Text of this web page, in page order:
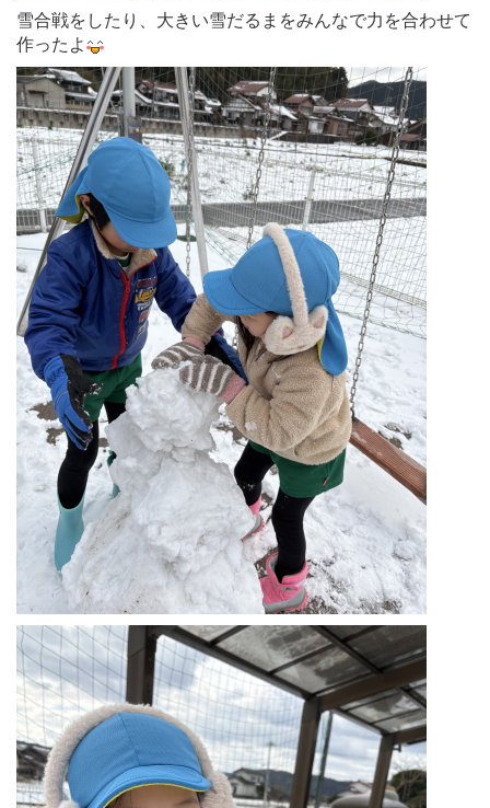
雪合戦をしたり、大きい雪だるまをみんなで力を合わせて
作ったよ